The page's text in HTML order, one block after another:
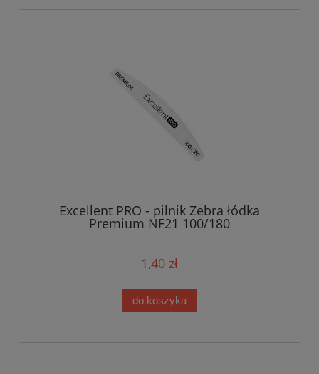
Excellent PRO - pilnik Zebra łódka
Premium NF21 100/180
1,40 zł
do koszyka